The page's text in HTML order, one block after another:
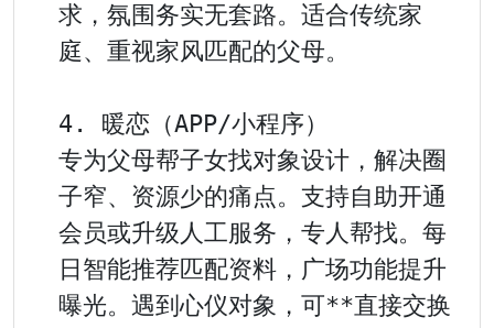
求，氛围务实无套路。适合传统家
庭、重视家风匹配的父母。
4. 暖恋（APP/小程序）
专为父母帮子女找对象设计，解决圈
子窄、资源少的痛点。支持自助开通
会员或升级人工服务，专人帮找。每
日智能推荐匹配资料，广场功能提升
曝光。遇到心仪对象，可**直接交换